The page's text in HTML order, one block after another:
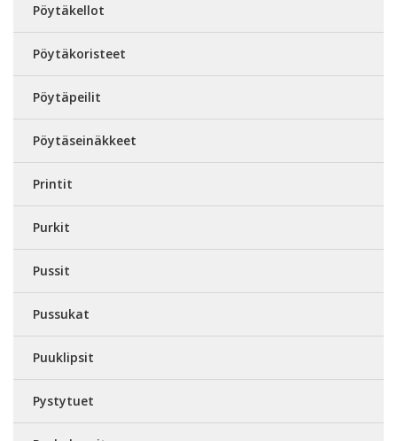
Pöytäkellot
Pöytäkoristeet
Pöytäpeilit
Pöytäseinäkkeet
Printit
Purkit
Pussit
Pussukat
Puuklipsit
Pystytuet